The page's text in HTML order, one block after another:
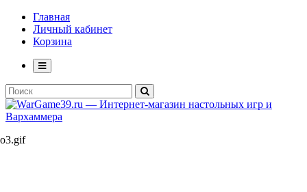
Главная
Личный кабинет
Корзина